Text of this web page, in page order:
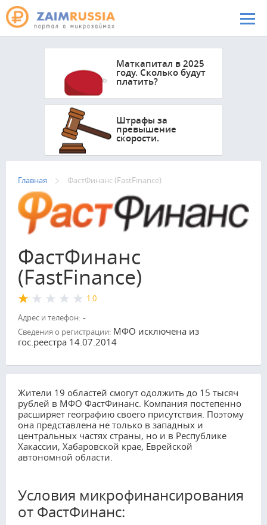
Перейти к основному содержанию
Маткапитал в 2025
году. Сколько будут
платить?
Штрафы за
превышение
скорости.
Главная ФастФинанс (FastFinance)
ФастФинанс
(FastFinance)
1.0
Адрес и телефон: -
Сведения о регистрации: МФО исключена из
гос.реестра 14.07.2014
Жители 19 областей смогут одолжить до 15 тысяч
рублей в МФО ФастФинанс. Компания постепенно
расширяет географию своего присутствия. Поэтому
она представлена не только в западных и
центральных частях страны, но и в Республике
Хакассии, Хабаровской крае, Еврейской
автономной области.
Условия микрофинансирования
от ФастФинанс: